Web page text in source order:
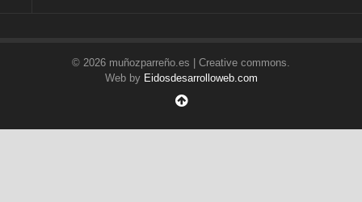
© 2026 muñozparreño.es | Creative commons.
Web by Eidosdesarrolloweb.com